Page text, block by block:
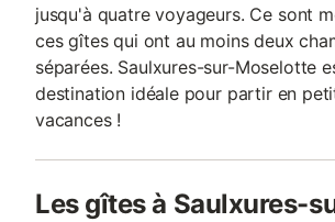
jusqu'à quatre voyageurs. Ce sont
ces gîtes qui ont au moins deux
séparées. Saulxures-sur-Moselotte
destination idéale pour partir en
vacances !
Les gîtes à Saulxures-